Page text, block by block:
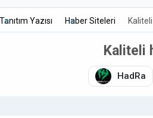
Tanıtım Yazısı Haber Siteleri
Kaliteli
HadRa